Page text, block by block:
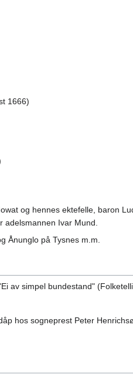
1666)
og hennes ektefelle, baron
adelsmannen Ivar Mund.
Ånunglo på Tysnes m.m.
av simpel bundestand"
hos sogneprest Peter